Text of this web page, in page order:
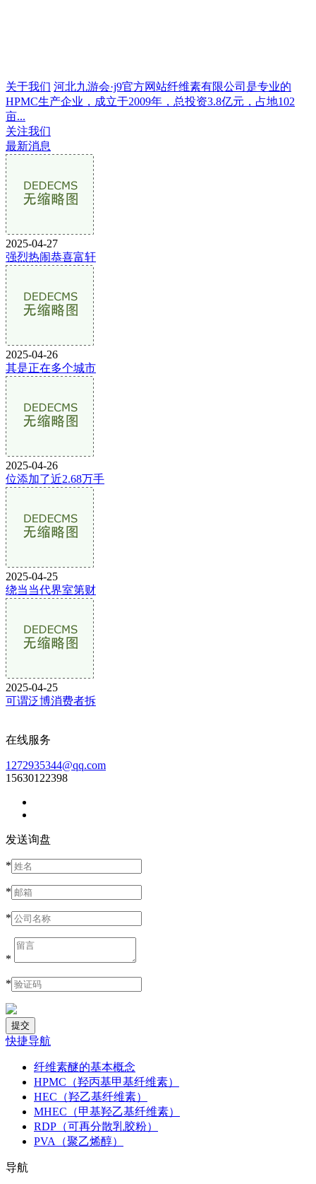
关于我们 河北九游会·j9官方网站纤维素有限公司是专业的
HPMC生产企业，成立于2009年，总投资3.8亿元，占地102
亩...
关注我们
最新消息
2025-04-27
强烈热闹恭喜富轩
2025-04-26
其是正在多个城市
2025-04-26
位添加了近2.68万手
2025-04-25
绕当当代界室第财
2025-04-25
可谓泛博消费者拆
在线服务
1272935344@qq.com
15630122398
发送询盘
*
*
*
*
*
快捷导航
纤维素醚的基本概念
HPMC（羟丙基甲基纤维素）
HEC（羟乙基纤维素）
MHEC（甲基羟乙基纤维素）
RDP（可再分散乳胶粉）
PVA（聚乙烯醇）
导航